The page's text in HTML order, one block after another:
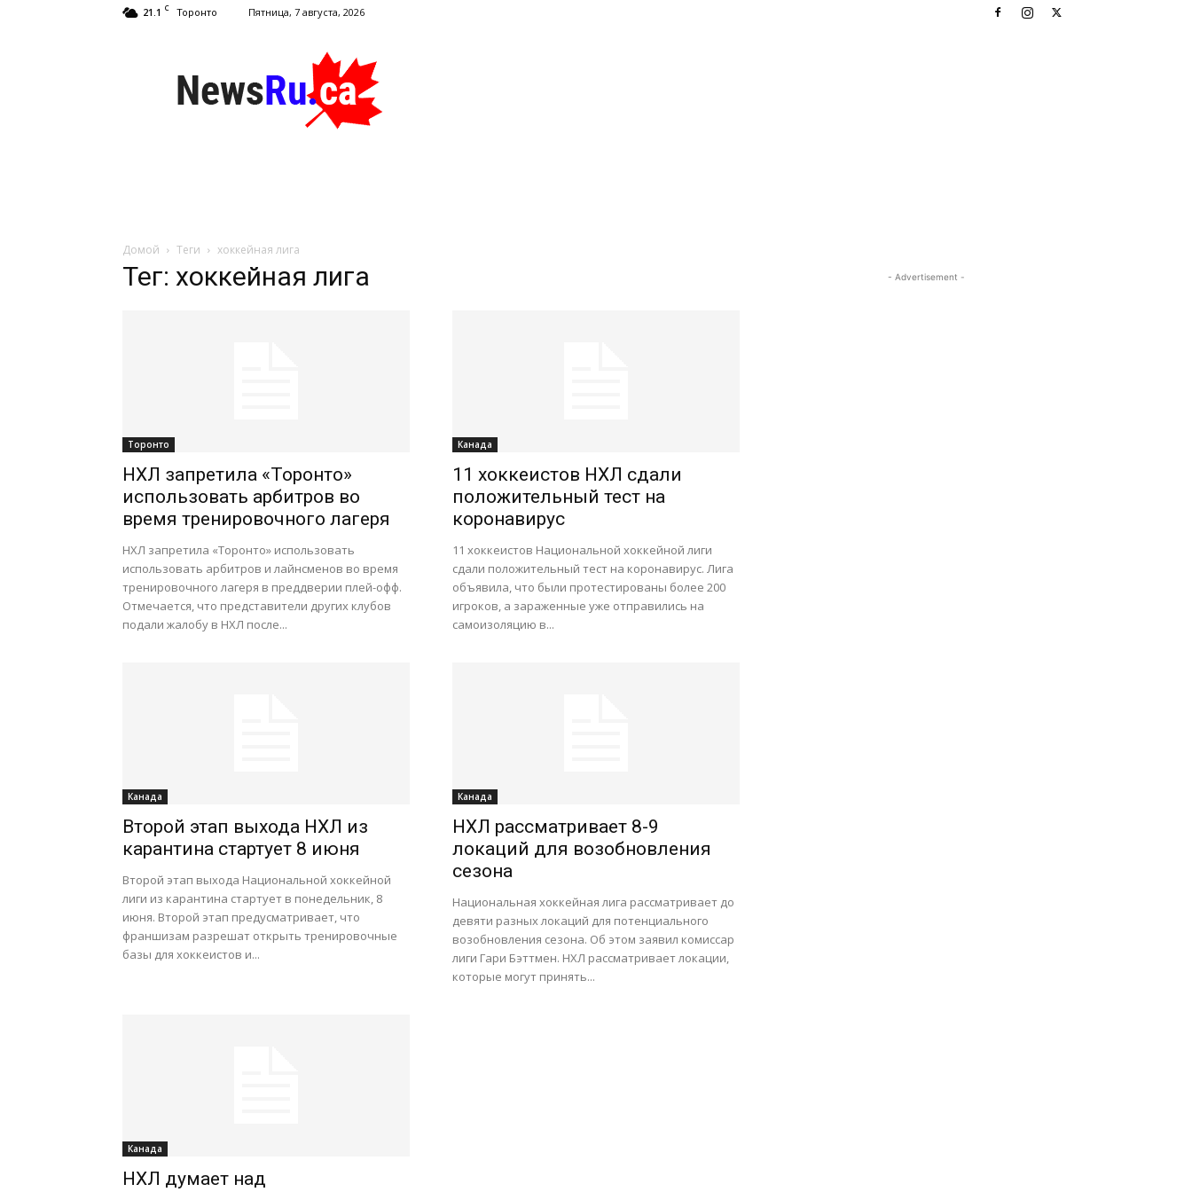
21.1 C Торонто Пятница, 7 августа, 2026
NewsRu.Ca
Домой Теги хоккейная лига
Тег: хоккейная лига
Торонто
НХЛ запретила «Торонто»
использовать арбитров во
время тренировочного лагеря
НХЛ запретила «Торонто» использовать
использовать арбитров и лайнсменов во время
тренировочного лагеря в преддверии плей-офф.
Отмечается, что представители других клубов
подали жалобу в НХЛ после...
Канада
11 хоккеистов НХЛ сдали
положительный тест на
коронавирус
11 хоккеистов Национальной хоккейной лиги
сдали положительный тест на коронавирус. Лига
объявила, что были протестированы более 200
игроков, а зараженные уже отправились на
самоизоляцию в...
Канада
Второй этап выхода НХЛ из
карантина стартует 8 июня
Второй этап выхода Национальной хоккейной
лиги из карантина стартует в понедельник, 8
июня. Второй этап предусматривает, что
франшизам разрешат открыть тренировочные
базы для хоккеистов и...
Канада
НХЛ рассматривает 8-9
локаций для возобновления
сезона
Национальная хоккейная лига рассматривает до
девяти разных локаций для потенциального
возобновления сезона. Об этом заявил комиссар
лиги Гари Бэттмен. НХЛ рассматривает локации,
которые могут принять...
Канада
НХЛ думает над
- Advertisement -